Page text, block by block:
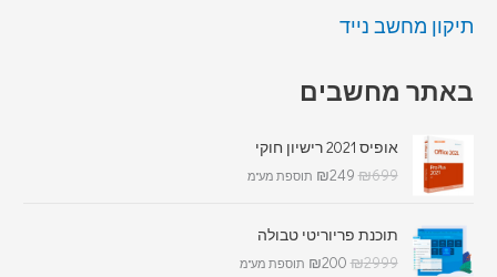
תיקון מחשב נייד
באתר מחשבים
אופיס 2021 רישיון חוקי
₪699
₪249 תוספת מע"מ
תוכנת פריוריטי טבולה
₪2999
₪200 תוספת מע"מ